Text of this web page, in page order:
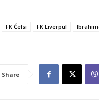
FK Čelsi FK Liverpul
Share